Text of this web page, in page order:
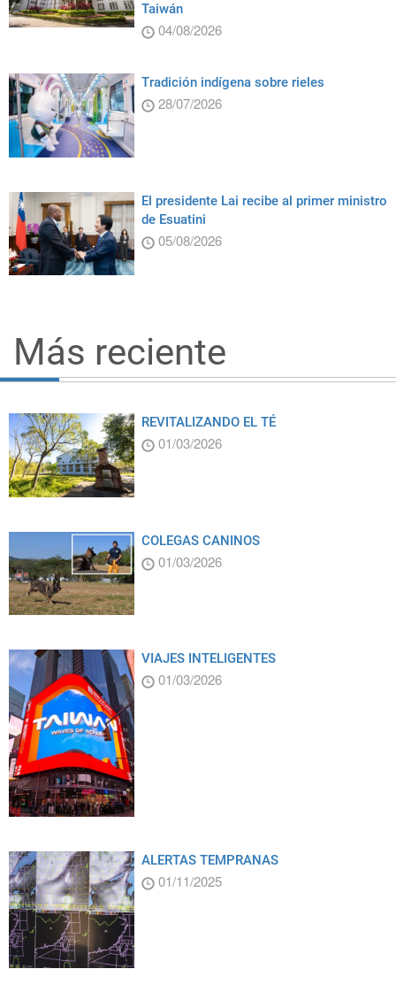
Taiwán
04/08/2026
Tradición indígena sobre rieles
28/07/2026
El presidente Lai recibe al primer ministro
de Esuatini
05/08/2026
Más reciente
REVITALIZANDO EL TÉ
01/03/2026
COLEGAS CANINOS
01/03/2026
VIAJES INTELIGENTES
01/03/2026
ALERTAS TEMPRANAS
01/11/2025